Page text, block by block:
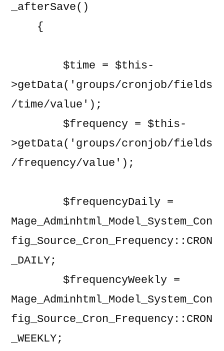
_afterSave()
>getData('groups/cronjob/fields
/time/value');
>getData('groups/cronjob/fields
/frequency/value');
Mage_Adminhtml_Model_System_Con
fig_Source_Cron_Frequency::CRON
_DAILY;
Mage_Adminhtml_Model_System_Con
fig_Source_Cron_Frequency::CRON
_WEEKLY;